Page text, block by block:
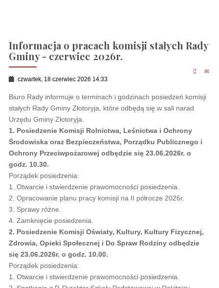
Informacja o pracach komisji stałych Rady
Gminy - czerwiec 2026r.
czwartek, 18 czerwiec 2026 14:33
Biuro Rady informuje o terminach i godzinach posiedzeń komisji
stałych Rady Gminy Złotoryja, które odbędą się w sali narad
Urzędu Gminy Złotoryja.
1. Posiedzenie Komisji Rolnictwa, Leśnictwa i Ochrony
Środowiska oraz Bezpieczeństwa, Porządku Publicznego i
Ochrony Przeciwpożarowej odbędzie się 23.06.2026r. o
godz. 10.30.
Porządek posiedzenia:
1. Otwarcie i stwierdzenie prawomocności posiedzenia.
2. Opracowanie planu pracy komisji na II półrocze 2026r.
3. Sprawy różne.
4. Zamknięcie posiedzenia.
2. Posiedzenie Komisji Oświaty, Kultury, Kultury Fizycznej,
Zdrowia, Opieki Społecznej i Do Spraw Rodziny odbędzie
się 23.06.2026r. o godz. 10.00.
Porządek posiedzenia:
1. Otwarcie i stwierdzenie prawomocności posiedzenia.